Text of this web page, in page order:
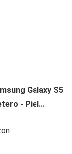
Galaxy S5
- Piel...